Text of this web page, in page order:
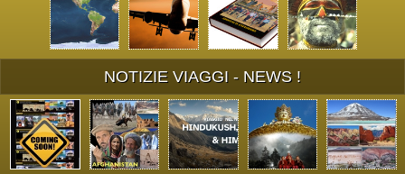
NOTIZIE VIAGGI - NEWS !